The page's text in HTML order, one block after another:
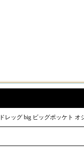
ッグ big ビッグポッケト